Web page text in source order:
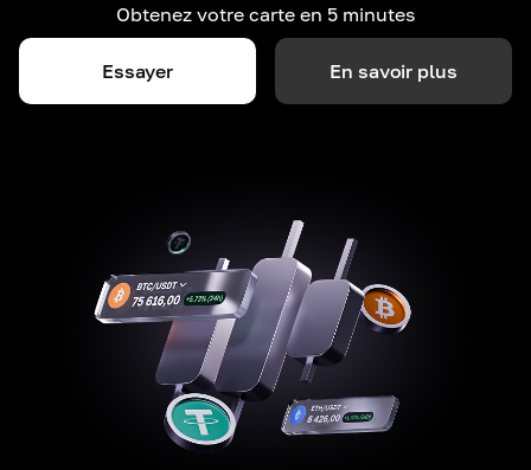
Obtenez votre carte en 5 minutes
Essayer En savoir plus